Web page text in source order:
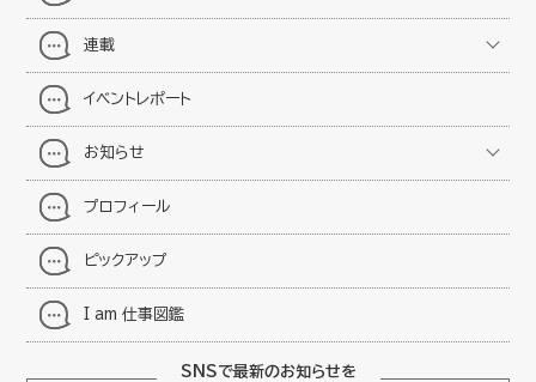
連載
イベントレポート
お知らせ
プロフィール
ピックアップ
I am 仕事図鑑
SNSで最新のお知らせを